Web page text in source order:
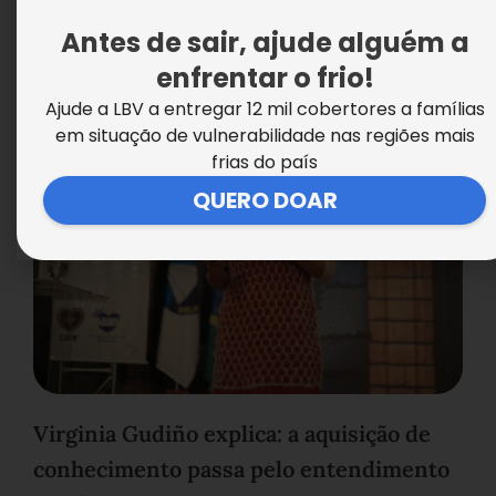
Virginia Gudiño explica: a aquisição de
conhecimento passa pelo entendimento
Antes de sair, ajude alguém a
enfrentar o frio!
Ajude a LBV a entregar 12 mil cobertores a famílias
em situação de vulnerabilidade nas regiões mais
frias do país
QUERO DOAR